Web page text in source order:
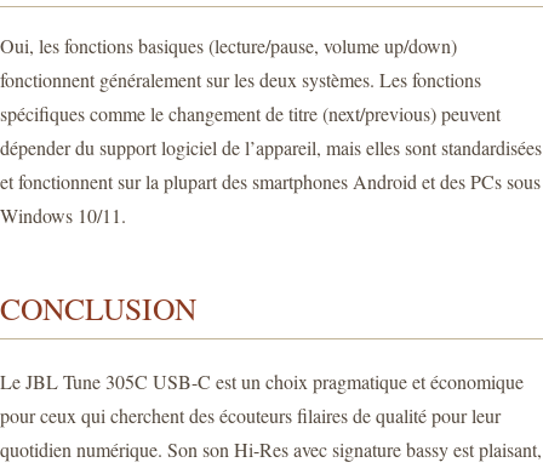
Oui, les fonctions basiques (lecture/pause, volume up/down)
fonctionnent généralement sur les deux systèmes. Les fonctions
spécifiques comme le changement de titre (next/previous) peuvent
dépender du support logiciel de l’appareil, mais elles sont standardisées
et fonctionnent sur la plupart des smartphones Android et des PCs sous
Windows 10/11.
CONCLUSION
Le JBL Tune 305C USB-C est un choix pragmatique et économique
pour ceux qui cherchent des écouteurs filaires de qualité pour leur
quotidien numérique. Son son Hi-Res avec signature bassy est plaisant,